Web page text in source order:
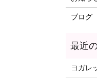
ブログ
ヨガレ